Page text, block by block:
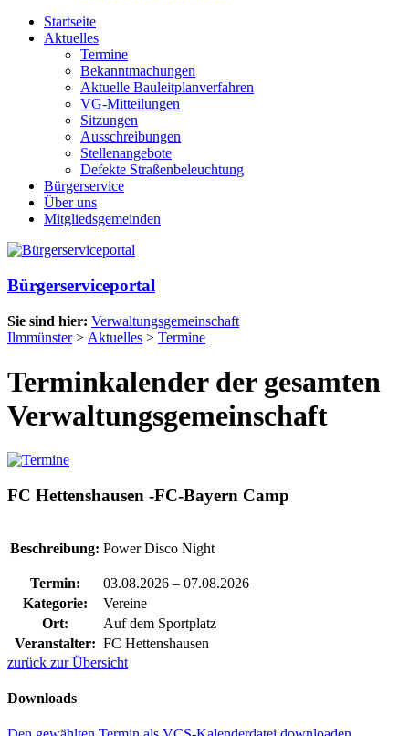
Startseite
Aktuelles
Termine
Bekanntmachungen
Aktuelle Bauleitplanverfahren
VG-Mitteilungen
Sitzungen
Ausschreibungen
Stellenangebote
Defekte Straßenbeleuchtung
Bürgerservice
Über uns
Mitgliedsgemeinden
Bürgerserviceportal
Sie sind hier: Verwaltungsgemeinschaft
Ilmmünster> Aktuelles > Termine
Terminkalender der gesamten
Verwaltungsgemeinschaft
FC Hettenshausen -FC-Bayern Camp
Beschreibung: Power Disco Night
Termin: 03.08.2026 – 07.08.2026
Kategorie:
Vereine
Ort:
Auf dem Sportplatz
Veranstalter: FC Hettenshausen
zurück zur Übersicht
Downloads